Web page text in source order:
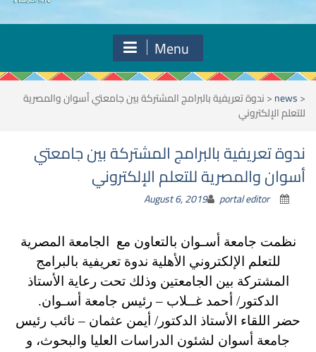
Menu
<
news
<ندوة تعريفية بالبرامج المشتركة بين جامعتي أسوان والمصرية
للتعلم الإلكتروني
ندوة تعريفية بالبرامج المشتركة بين جامعتي
أسوان والمصرية للتعلم الإلكتروني
August 6, 2019 portal editor
نظمت جامعة أسـوان بالتعاون مع الجامعة المصرية
للتعلم الإلكتروني الأهلية ندوة تعريفية بالبرامج
المشتركة بين الجامعتين وذلك تحت رعاية الأستاذ
الدكتور/ أحمد غــلاب – رئيس جامعة أسـوان.
حضر اللقاء الأستاذ الدكتور/ أيمن عثمان – نائب رئيس
جامعة أسوان لشئون الدراسات العليا والبحوث، و